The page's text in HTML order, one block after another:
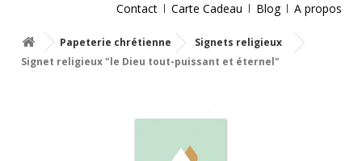
Contact Carte Cadeau Blog A propos
Papeterie chrétienne
Signets religieux
Signet religieux "le Dieu tout-puissant et éternel"